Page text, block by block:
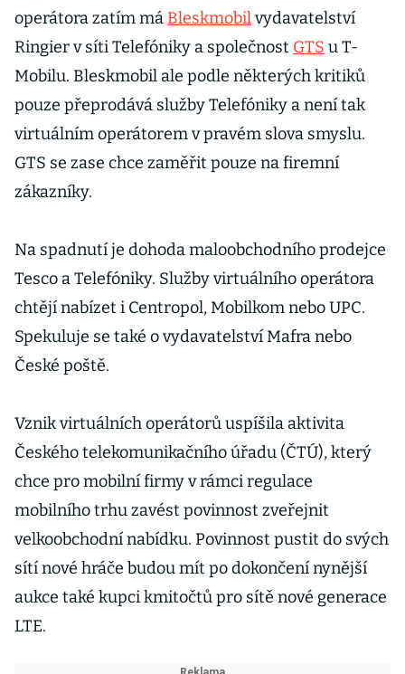
operátora zatím má Bleskmobilvydavatelství
Ringier v síti Telefóniky a společnost GTS u T-
Mobilu. Bleskmobil ale podle některých kritiků
pouze přeprodává služby Telefóniky a není tak
virtuálním operátorem v pravém slova smyslu.
GTS se zase chce zaměřit pouze na firemní
zákazníky.
Na spadnutí je dohoda maloobchodního prodejce
Tesco a Telefóniky. Služby virtuálního operátora
chtějí nabízet i Centropol, Mobilkom nebo UPC.
Spekuluje se také o vydavatelství Mafra nebo
České poště.
Vznik virtuálních operátorů uspíšila aktivita
Českého telekomunikačního úřadu (ČTÚ), který
chce pro mobilní firmy v rámci regulace
mobilního trhu zavést povinnost zveřejnit
velkoobchodní nabídku. Povinnost pustit do svých
sítí nové hráče budou mít po dokončení nynější
aukce také kupci kmitočtů pro sítě nové generace
LTE.